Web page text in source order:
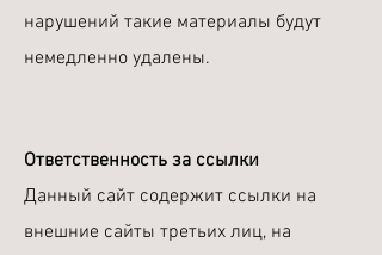
нарушений такие материалы будут
немедленно удалены.
Ответственность за ссылки
Данный сайт содержит ссылки на
внешние сайты третьих лиц, на